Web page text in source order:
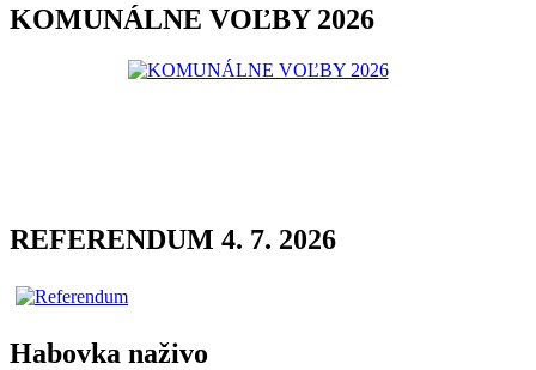
KOMUNÁLNE VOĽBY 2026
REFERENDUM 4. 7. 2026
Habovka naživo